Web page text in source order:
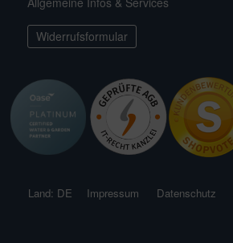
Widerrufsformular
Land: DE Impressum Datenschutz
für Teichfilter
Ersatzteile